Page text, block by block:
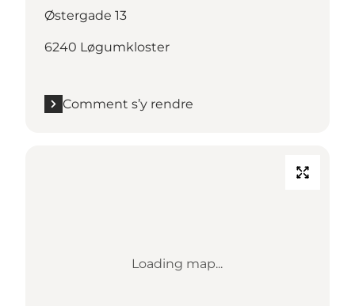
Østergade 13
6240 Løgumkloster
Comment s’y rendre
Loading map...